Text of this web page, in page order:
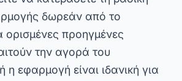
Κοινωνικό Δίκτυο των
κάτι περισσότερο από μια
ψαριών. Είναι